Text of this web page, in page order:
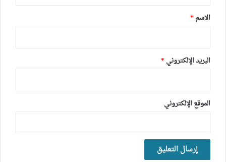
*
الاسم *
البريد الإلكتروني *
الموقع الإلكتروني